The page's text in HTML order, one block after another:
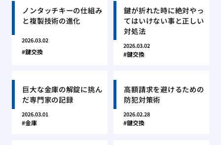
ノンタッチキーの仕組み
と複製技術の進化
2026.03.02
鍵交換
鍵が折れた時に絶対やっ
てはいけない事と正しい
対処法
2026.03.02
鍵交換
巨大な金庫の解錠に挑ん
だ専門家の記録
2026.03.01
金庫
高額請求を避けるための
防犯対策術
2026.02.28
鍵交換